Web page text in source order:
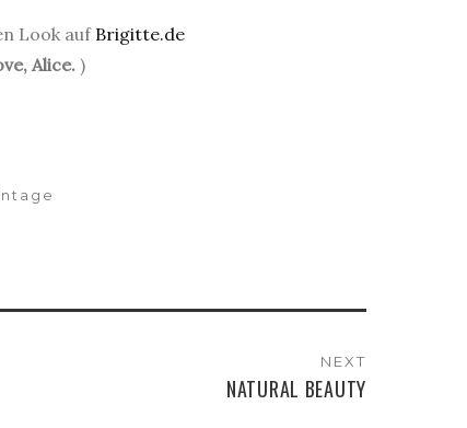
Look auf Brigitte.de
Alice. )
NEXT
NATURAL BEAUTY